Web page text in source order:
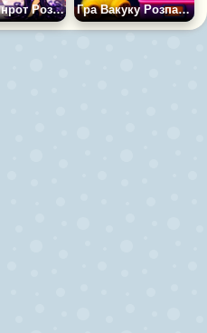
Гра Брейнрот Розпакування Нарядів Для Балерини Гра Вакуку Розпакування